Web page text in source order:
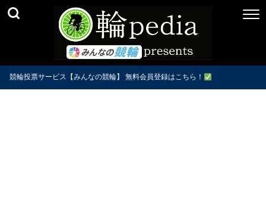
競輪投票サービス【みんなの競輪】 無料会員登録はこちら！